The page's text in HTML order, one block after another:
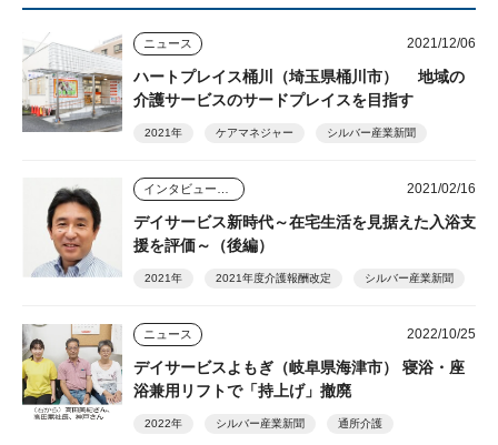
ニュース 2021/12/06
ハートプレイス桶川（埼玉県桶川市） 地域の
介護サービスのサードプレイスを目指す
2021年 ケアマネジャー シルバー産業新聞
2021/02/16
デイサービス新時代～在宅生活を見据えた入浴支
援を評価～（後編）
2021年 2021年度介護報酬改定 シルバー産業新聞
ニュース 2022/10/25
デイサービスよもぎ（岐阜県海津市） 寝浴・座
浴兼用リフトで「持上げ」撤廃
2022年 シルバー産業新聞 通所介護